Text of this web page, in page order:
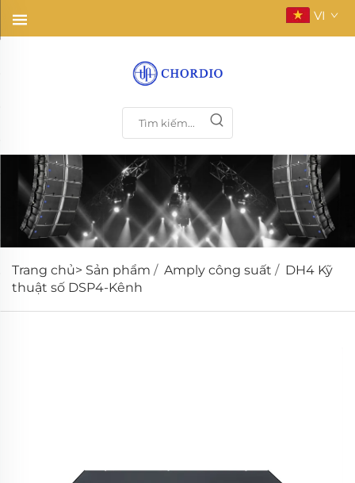
VI
Trang chủ> Sản phẩm / Amply công suất / DH4 Kỹ
thuật số DSP4-Kênh